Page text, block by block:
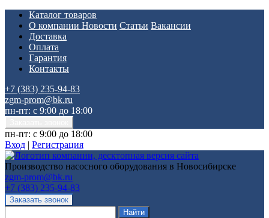
Каталог товаров
О компании Новости Статьи Вакансии
Доставка
Оплата
Гарантия
Контакты
+7 (383) 235-94-83
zgm-prom@bk.ru
пн-пт: с 9:00 до 18:00
пн-пт: с 9:00 до 18:00
Вход | Регистрация
Производство насосного оборудования в Новосибирске
zgm-prom@bk.ru
+7 (383) 235-94-83